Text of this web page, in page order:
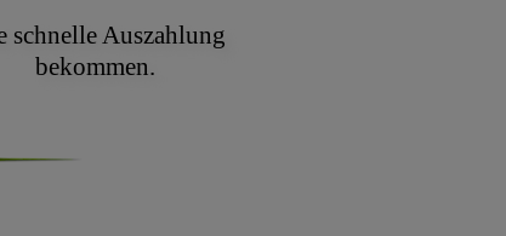
schnelle Auszahlung
bekommen.